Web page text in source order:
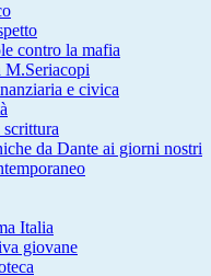
contro la mafia
M.Seriacopi
e civica
da Dante ai giorni nostri
Italia
giovane